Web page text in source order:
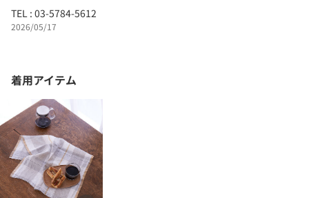
TEL : 03-5784-5612
2026/05/17
着用アイテム